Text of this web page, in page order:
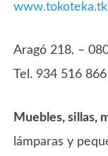
www.tokoteka.tk
Aragó 218. –
Tel. 934 516 866 |
Muebles, sillas,
lámparas y